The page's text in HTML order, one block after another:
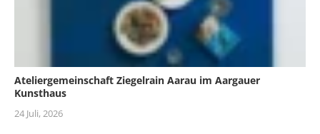
Ateliergemeinschaft Ziegelrain Aarau im Aargauer
Kunsthaus
24 Juli, 2026